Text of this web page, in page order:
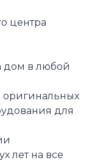
центра
дом в любой
оригинальных
для
лет на все